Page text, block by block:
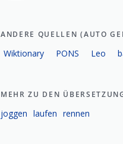
ANDERE QUELLEN (AUTO
Wiktionary PONS Leo
MEHR ZU DEN
joggen laufen rennen